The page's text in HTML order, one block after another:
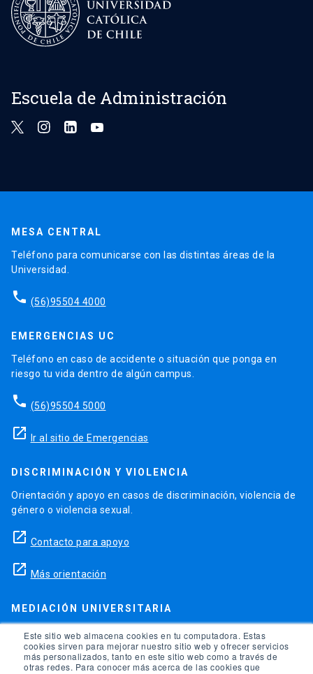
Este sitio web almacena cookies en tu computadora. Estas
cookies sirven para mejorar nuestro sitio web y ofrecer servicios
más personalizados, tanto en este sitio web como a través de
otras redes. Para conocer más acerca de las cookies que
Escuela de Administración
MESA CENTRAL
Teléfono para comunicarse con las distintas áreas de la
Universidad.
phone (56)95504 4000
EMERGENCIAS UC
Teléfono en caso de accidente o situación que ponga en
riesgo tu vida dentro de algún campus.
phone (56)95504 5000
launch Ir al sitio de Emergencias
DISCRIMINACIÓN Y VIOLENCIA
Orientación y apoyo en casos de discriminación, violencia de
género o violencia sexual.
launch Contacto para apoyo
launch Más orientación
MEDIACIÓN UNIVERSITARIA
Teléfonos para orientación y consejo si se ha vulnerado
alguno de tus derechos en la universidad.